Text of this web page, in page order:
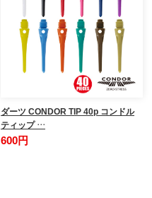
ダーツ CONDOR TIP 40p コンドル
ティップ …
600円